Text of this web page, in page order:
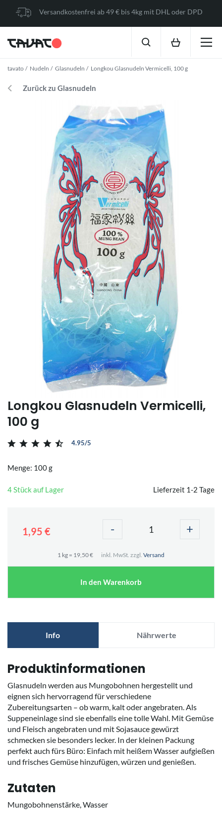
Versandkostenfrei ab 49 € bis 4kg mit DHL oder DPD
tavato Nudeln Glasnudeln Longkou Glasnudeln Vermicelli, 100 g
Zurück zu Glasnudeln
Longkou Glasnudeln Vermicelli,
100 g
4.95/5
Menge: 100 g
4 Stück auf Lager Lieferzeit 1-2 Tage
1,95 € - +
1 kg = 19,50 € inkl. MwSt. zzgl. Versand
In den Warenkorb
Info Nährwerte
Produktinformationen
Glasnudeln werden aus Mungobohnen hergestellt und
eignen sich hervorragend für verschiedene
Zubereitungsarten – ob warm, kalt oder angebraten. Als
Suppeneinlage sind sie ebenfalls eine tolle Wahl. Mit Gemüse
und Fleisch angebraten und mit Sojasauce gewürzt
schmecken sie besonders lecker. In der kleinen Packung
perfekt auch fürs Büro: Einfach mit heißem Wasser aufgießen
und frisches Gemüse hinzufügen, würzen und genießen.
Zutaten
Mungobohnenstärke, Wasser